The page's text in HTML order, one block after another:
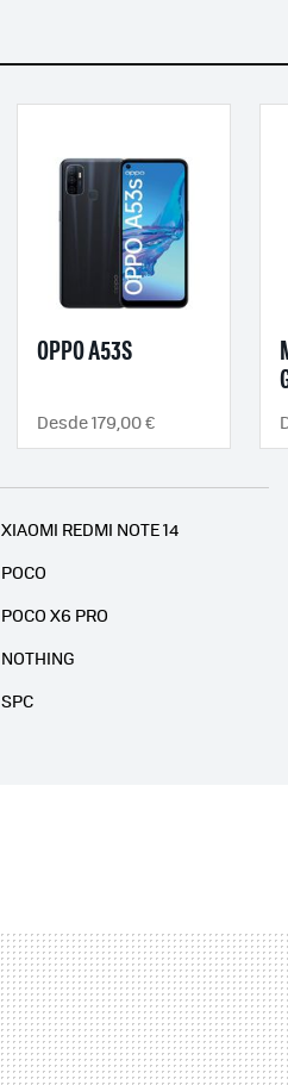
OPPO A53S
Desde 179,00 €
XIAOMI REDMI NOTE 14
POCO
POCO X6 PRO
NOTHING
SPC